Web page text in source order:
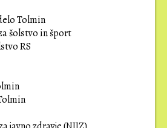
Tolmin
šolstvo in šport
RS